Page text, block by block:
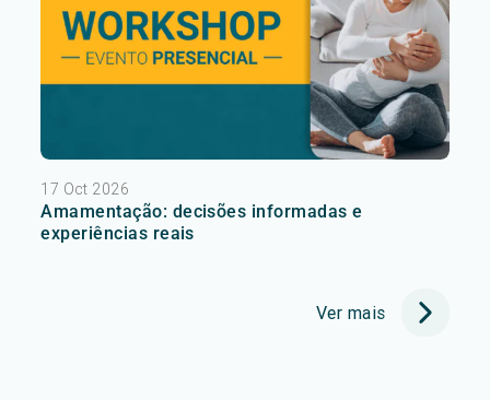
17 Oct 2026
Amamentação: decisões informadas e
experiências reais
Ver mais